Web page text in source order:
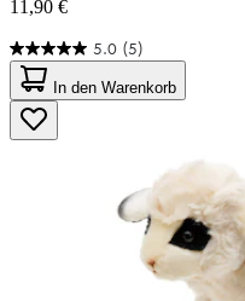
11,90 €
5.0 (5)
5.0
von
5
Sternen.
5
In den Warenkorb